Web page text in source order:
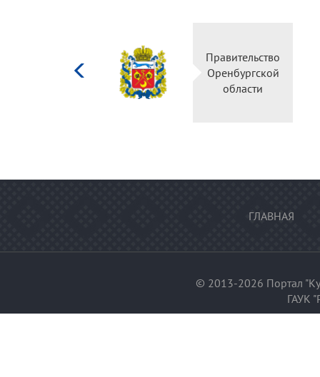
Министерство
культуры
Российской
федерации
ГЛАВНАЯ
© 2013-2026 Портал
ГАУК